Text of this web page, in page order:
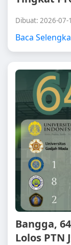
Dibuat: 2026-07-
Baca
Bangga,
Lolos PTN